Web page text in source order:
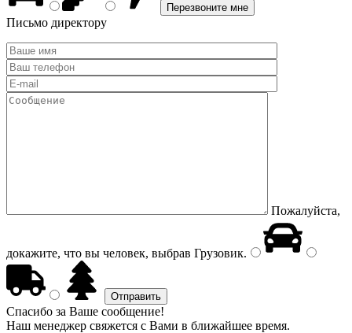
Письмо директору
Пожалуйста,
докажите, что вы человек, выбрав Грузовик.
Спасибо за Ваше сообщение!
Наш менеджер свяжется с Вами в ближайшее время.